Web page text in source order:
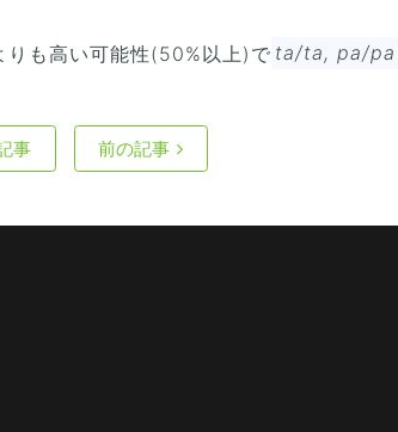
りも高い可能性(50%以上)で ta/ta, pa/pa
事 前の記事